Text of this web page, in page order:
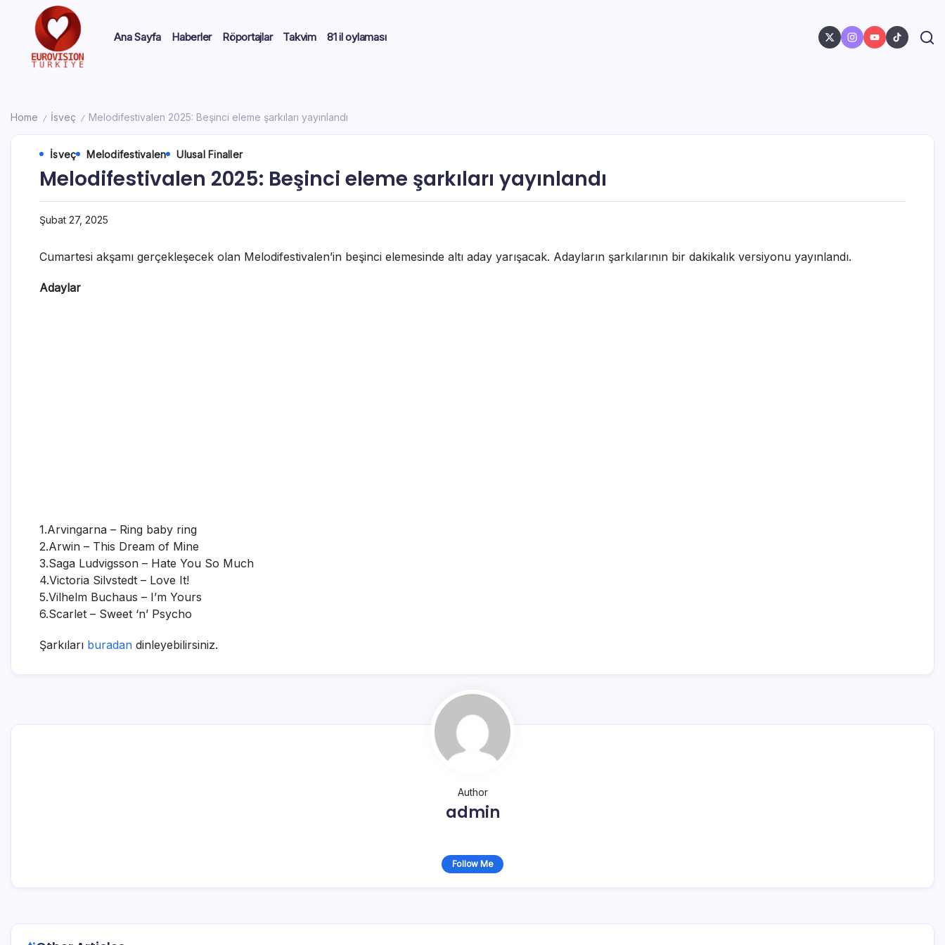
Ana Sayfa Haberler Röportajlar Takvim 81 il oylaması
Home / İsveç / Melodifestivalen 2025: Beşinci eleme şarkıları yayınlandı
İsveç Melodifestivalen Ulusal Finaller
Melodifestivalen 2025: Beşinci eleme şarkıları yayınlandı
Şubat 27, 2025
Cumartesi akşamı gerçekleşecek olan Melodifestivalen’in beşinci elemesinde altı aday yarışacak. Adayların şarkılarının bir dakikalık versiyonu yayınlandı.
Adaylar
1.Arvingarna – Ring baby ring
2.Arwin – This Dream of Mine
3.Saga Ludvigsson – Hate You So Much
4.Victoria Silvstedt – Love It!
5.Vilhelm Buchaus – I’m Yours
6.Scarlet – Sweet ‘n’ Psycho
Şarkıları buradan dinleyebilirsiniz.
Author
admin
Follow Me